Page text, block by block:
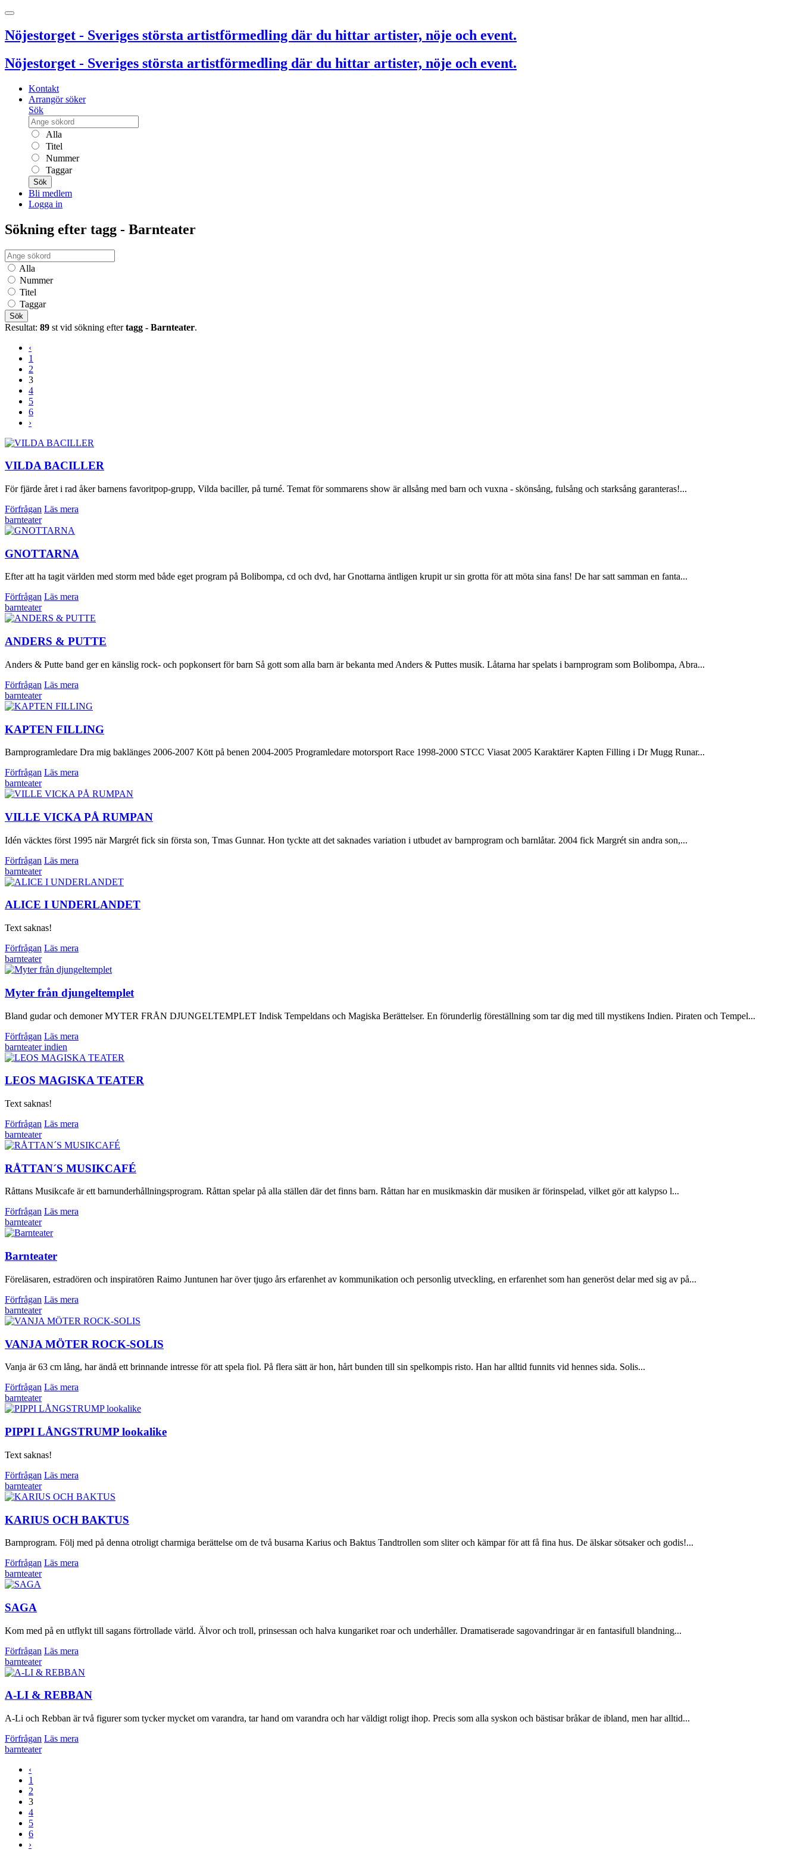
Nöjestorget - Sveriges största artistförmedling där du hittar artister, nöje och event.
Nöjestorget - Sveriges största artistförmedling där du hittar artister, nöje och event.
Kontakt
Arrangör söker
Sök
Alla
Titel
Nummer
Taggar
Sök
Bli medlem
Logga in
Sökning efter tagg - Barnteater
Alla
Nummer
Titel
Taggar
Sök
Resultat: 89 st vid sökning eftertagg - Barnteater.
‹
1
2
3
4
5
6
›
VILDA BACILLER
För fjärde året i rad åker barnens favoritpop-grupp, Vilda baciller, på turné. Temat för sommarens show är allsång med barn och vuxna - skönsång, fulsång och starksång garanteras!...
Förfrågan Läs mera
barnteater
GNOTTARNA
Efter att ha tagit världen med storm med både eget program på Bolibompa, cd och dvd, har Gnottarna äntligen krupit ur sin grotta för att möta sina fans! De har satt samman en fanta...
Förfrågan Läs mera
barnteater
ANDERS & PUTTE
Anders & Putte band ger en känslig rock- och popkonsert för barn Så gott som alla barn är bekanta med Anders & Puttes musik. Låtarna har spelats i barnprogram som Bolibompa, Abra...
Förfrågan Läs mera
barnteater
KAPTEN FILLING
Barnprogramledare Dra mig baklänges 2006-2007 Kött på benen 2004-2005 Programledare motorsport Race 1998-2000 STCC Viasat 2005 Karaktärer Kapten Filling i Dr Mugg Runar...
Förfrågan Läs mera
barnteater
VILLE VICKA PÅ RUMPAN
Idén väcktes först 1995 när Margrét fick sin första son, Tmas Gunnar. Hon tyckte att det saknades variation i utbudet av barnprogram och barnlåtar. 2004 fick Margrét sin andra son,...
Förfrågan Läs mera
barnteater
ALICE I UNDERLANDET
Text saknas!
Förfrågan Läs mera
barnteater
Myter från djungeltemplet
Bland gudar och demoner MYTER FRÅN DJUNGELTEMPLET Indisk Tempeldans och Magiska Berättelser. En förunderlig föreställning som tar dig med till mystikens Indien. Piraten och Tempel...
Förfrågan Läs mera
barnteaterindien
LEOS MAGISKA TEATER
Text saknas!
Förfrågan Läs mera
barnteater
RÅTTAN´S MUSIKCAFÉ
Råttans Musikcafe är ett barnunderhållningsprogram. Råttan spelar på alla ställen där det finns barn. Råttan har en musikmaskin där musiken är förinspelad, vilket gör att kalypso l...
Förfrågan Läs mera
barnteater
Barnteater
Föreläsaren, estradören och inspiratören Raimo Juntunen har över tjugo års erfarenhet av kommunikation och personlig utveckling, en erfarenhet som han generöst delar med sig av på...
Förfrågan Läs mera
barnteater
VANJA MÖTER ROCK-SOLIS
Vanja är 63 cm lång, har ändå ett brinnande intresse för att spela fiol. På flera sätt är hon, hårt bunden till sin spelkompis risto. Han har alltid funnits vid hennes sida. Solis...
Förfrågan Läs mera
barnteater
PIPPI LÅNGSTRUMP lookalike
Text saknas!
Förfrågan Läs mera
barnteater
KARIUS OCH BAKTUS
Barnprogram. Följ med på denna otroligt charmiga berättelse om de två busarna Karius och Baktus Tandtrollen som sliter och kämpar för att få fina hus. De älskar sötsaker och godis!...
Förfrågan Läs mera
barnteater
SAGA
Kom med på en utflykt till sagans förtrollade värld. Älvor och troll, prinsessan och halva kungariket roar och underhåller. Dramatiserade sagovandringar är en fantasifull blandning...
Förfrågan Läs mera
barnteater
A-LI & REBBAN
A-Li och Rebban är två figurer som tycker mycket om varandra, tar hand om varandra och har väldigt roligt ihop. Precis som alla syskon och bästisar bråkar de ibland, men har alltid...
Förfrågan Läs mera
barnteater
‹
1
2
3
4
5
6
›